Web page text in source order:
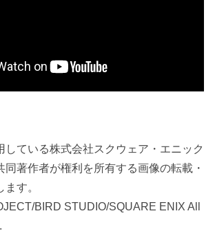
している株式会社スクウェア・エニック
同著作者が権利を所有する画像の転載・
す。
BIRD STUDIO/SQUARE ENIX All